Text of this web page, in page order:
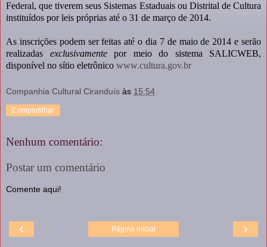
Federal, que tiverem seus Sistemas Estaduais ou Distrital de Cultura
instituídos por leis próprias até o 31 de março de 2014.
As inscrições podem ser feitas até o dia 7 de maio de 2014 e serão
realizadas exclusivamentepor meio do sistema SALICWEB,
disponível no sítio eletrônico www.cultura.gov.br
Companhia Cultural Ciranduís às 15:54
Compartilhar
Nenhum comentário:
Postar um comentário
Comente aqui!
‹ ›
Página inicial